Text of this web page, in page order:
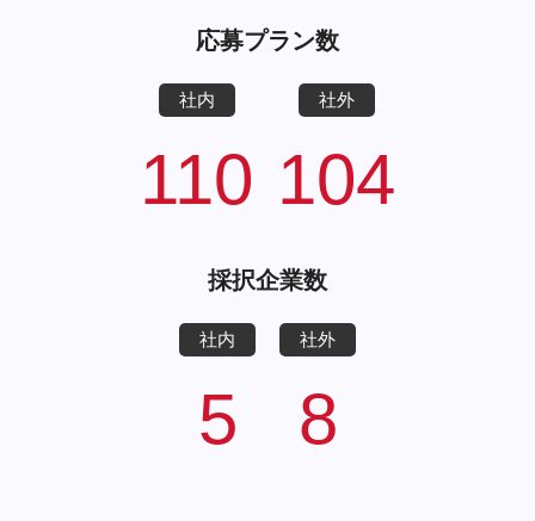
応募プラン数
社内
110
社外
104
採択企業数
社内
5
社外
8